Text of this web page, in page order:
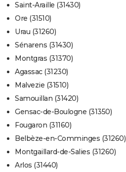
Saint-Araille (31430)
Ore (31510)
Urau (31260)
Sénarens (31430)
Montgras (31370)
Agassac (31230)
Malvezie (31510)
Samouillan (31420)
Gensac-de-Boulogne (31350)
Fougaron (31160)
Belbèze-en-Comminges (31260)
Montgaillard-de-Salies (31260)
Arlos (31440)